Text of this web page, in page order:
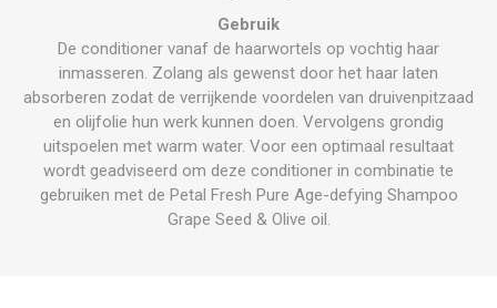
Gebruik
De conditioner vanaf de haarwortels op vochtig haar
inmasseren. Zolang als gewenst door het haar laten
absorberen zodat de verrijkende voordelen van druivenpitzaad
en olijfolie hun werk kunnen doen. Vervolgens grondig
uitspoelen met warm water. Voor een optimaal resultaat
wordt geadviseerd om deze conditioner in combinatie te
gebruiken met de Petal Fresh Pure Age-defying Shampoo
Grape Seed & Olive oil.